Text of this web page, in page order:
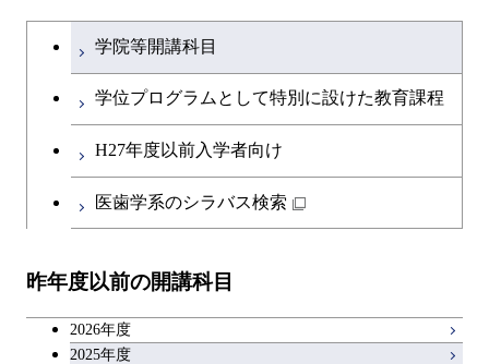
学士課程を切り替える
学院等開講科目
学位プログラムとして特別に設けた教育課程
H27年度以前入学者向け
医歯学系のシラバス検索
昨年度以前の開講科目
2026年度
2025年度